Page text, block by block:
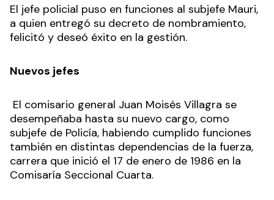
El jefe policial puso en funciones al subjefe Mauri,
a quien entregó su decreto de nombramiento,
felicitó y deseó éxito en la gestión.
Nuevos jefes
El comisario general Juan Moisés Villagra se
desempeñaba hasta su nuevo cargo, como
subjefe de Policía, habiendo cumplido funciones
también en distintas dependencias de la fuerza,
carrera que inició el 17 de enero de 1986 en la
Comisaría Seccional Cuarta.